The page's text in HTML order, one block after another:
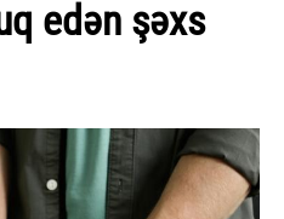
edən şəxs